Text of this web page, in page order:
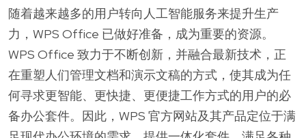
随着越来越多的用户转向人工智能服务来提升生产
力，WPS Office 已做好准备，成为重要的资源。
WPS Office 致力于不断创新，并融合最新技术，正
在重塑人们管理文档和演示文稿的方式，使其成为任
何寻求更智能、更快捷、更便捷工作方式的用户的必
备办公套件。因此，WPS 官方网站及其产品定位于满